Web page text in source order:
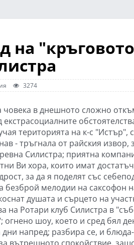
на
3274
човека в днешното сложно
територията на к-с "Истър",
- тръгнала от райския извор,
Силистра; приятна
Ви хора, които имат
за да я поделят със
безброй мелодии на саксофон
душата и сърцето на
на Ротари клуб Силистра в
огнено шоу, което и сред бял
дни напред; разбира се, и блюда-
вътрешното спокойствие,